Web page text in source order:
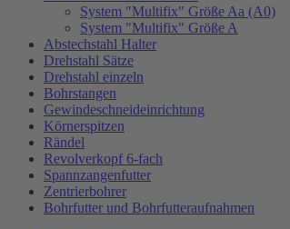
System "Multifix" Größe Aa (A0)
System "Multifix" Größe A
Abstechstahl Halter
Drehstahl Sätze
Drehstahl einzeln
Bohrstangen
Gewindeschneideinrichtung
Körnerspitzen
Rändel
Revolverkopf 6-fach
Spannzangenfutter
Zentrierbohrer
Bohrfutter und Bohrfutteraufnahmen